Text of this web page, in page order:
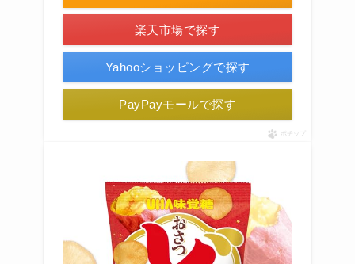
楽天市場で探す
Yahooショッピングで探す
PayPayモールで探す
ポチップ